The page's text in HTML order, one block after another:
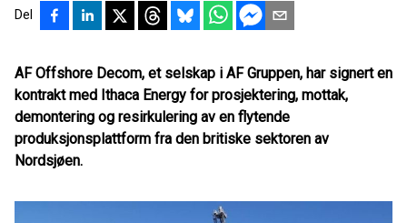
Del
AF Offshore Decom, et selskap i AF Gruppen, har signert en
kontrakt med Ithaca Energy for prosjektering, mottak,
demontering og resirkulering av en flytende
produksjonsplattform fra den britiske sektoren av
Nordsjøen.